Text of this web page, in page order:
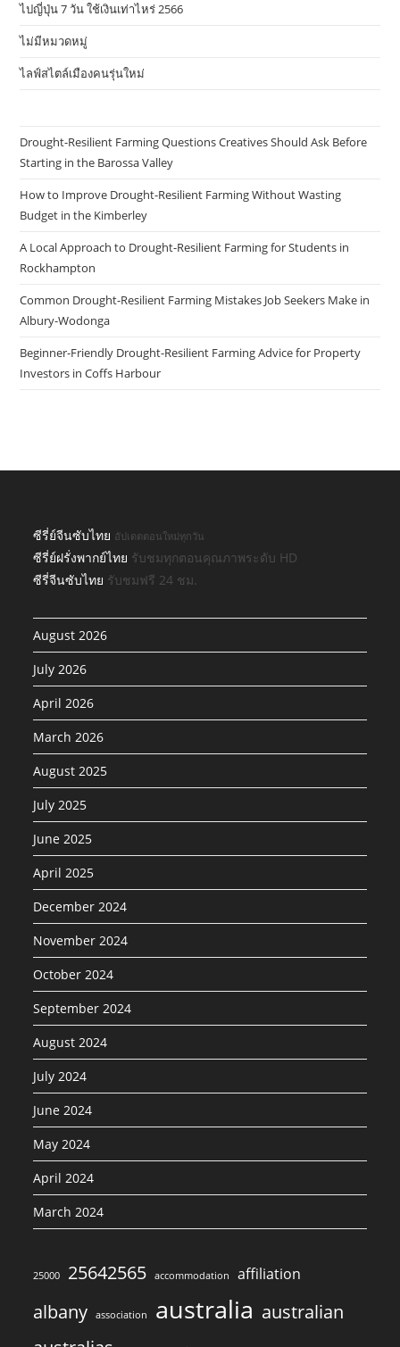
ไปญี่ปุ่น 7 วัน ใช้เงินเท่าไหร่ 2566
ไม่มีหมวดหมู่
ไลฟ์สไตล์เมืองคนรุ่นใหม่
Drought-Resilient Farming Questions Creatives Should Ask Before
Starting in the Barossa Valley
How to Improve Drought-Resilient Farming Without Wasting
Budget in the Kimberley
A Local Approach to Drought-Resilient Farming for Students in
Rockhampton
Common Drought-Resilient Farming Mistakes Job Seekers Make in
Albury-Wodonga
Beginner-Friendly Drought-Resilient Farming Advice for Property
Investors in Coffs Harbour
ซีรี่ย์จีนซับไทย อัปเดตตอนใหม่ทุกวัน
ซีรี่ย์ฝรั่งพากย์ไทย รับชมทุกตอนคุณภาพระดับ HD
ซีรี่จีนซับไทย รับชมฟรี 24 ชม.
August 2026
July 2026
April 2026
March 2026
August 2025
July 2025
June 2025
April 2025
December 2024
November 2024
October 2024
September 2024
August 2024
July 2024
June 2024
May 2024
April 2024
March 2024
25000 25642565 accommodation affiliation
albany association australia australian